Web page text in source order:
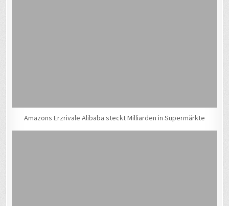
Amazons Erzrivale Alibaba steckt Milliarden in Supermärkte